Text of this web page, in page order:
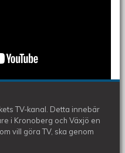
TV-kanal. Detta innebär
i Kronoberg och Växjö en
vill göra TV, ska genom